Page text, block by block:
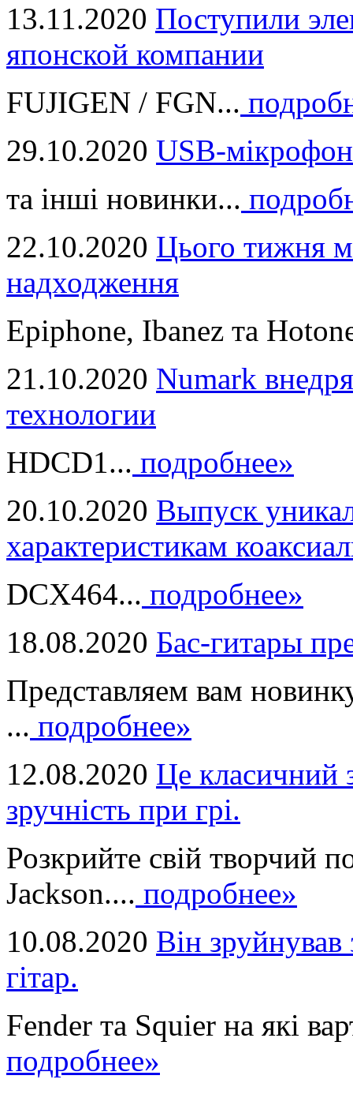
13.11.2020 Поступили
японской компании
FUJIGEN / FGN...
29.10.2020 USB-
та інші новинки...
22.10.2020 Цього тижня
надходження
Epiphone, Ibanez та
21.10.2020 Numark
технологии
HDCD1... подробнее»
20.10.2020 Выпуск
характеристикам
DCX464... подробнее»
18.08.2020 Бас-гитары
Представляем вам
... подробнее»
12.08.2020 Це класичний
зручність при грі.
Розкрийте свій творчий
Jackson.... подробнее»
10.08.2020 Він
гітар.
Fender та Squier на які
подробнее»